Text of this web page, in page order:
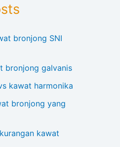
bronjong SNI
bronjong galvanis
kawat harmonika
bronjong yang
kawat